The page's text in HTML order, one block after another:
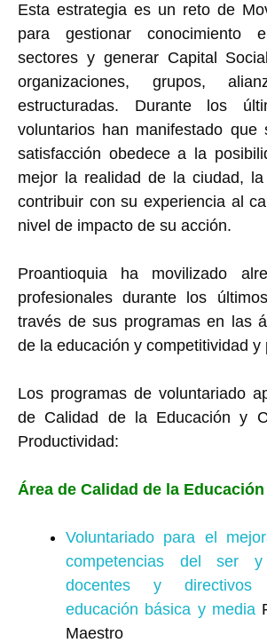
Esta estrategia es un reto de
para gestionar conocimiento
sectores y generar Capital
organizaciones, grupos,
estructuradas. Durante los
voluntarios han manifestado que
satisfacción obedece a la
mejor la realidad de la ciudad,
contribuir con su experiencia al
nivel de impacto de su acción.
Proantioquia ha movilizado
profesionales durante los
través de sus programas en las
de la educación y competitividad y
Los programas de voluntariado
de Calidad de la Educación y
Productividad:
Área de Calidad de la Educación
Voluntariado para el
competencias del ser
docentes y directivos
educación básica y media
Maestro